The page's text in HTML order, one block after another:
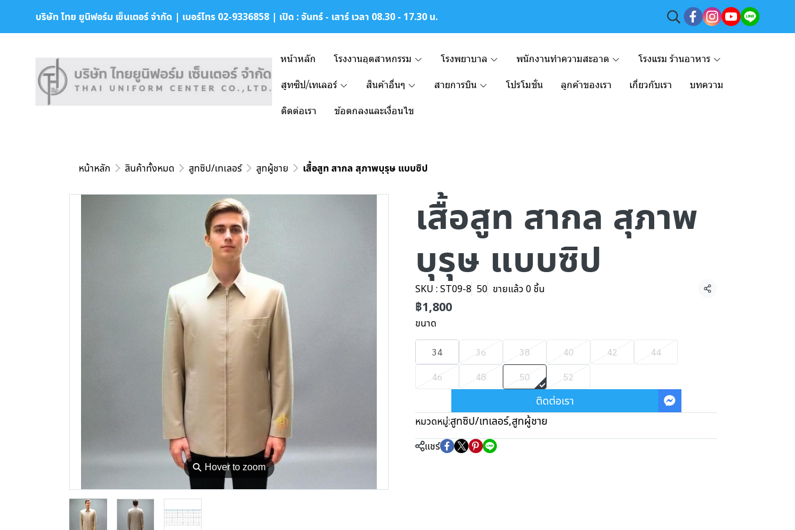
บริษัท ไทย ยูนิฟอร์ม เซ็นเตอร์ จำกัด | เบอร์โทร 02-9336858 | เปิด : จันทร์ - เสาร์ เวลา 08.30 - 17.30 น.
หน้าหลัก โรงงานอุตสาหกรรม โรงพยาบาล พนักงานทำความสะอาด โรงแรม ร้านอาหาร
สูทซิป/เทเลอร์ สินค้าอื่นๆ สายการบิน โปรโมชั่น ลูกค้าของเรา เกี่ยวกับเรา บทความ
ติดต่อเรา ข้อตกลงและเงื่อนไข
หน้าหลัก สินค้าทั้งหมด สูทซิป/เทเลอร์ สูทผู้ชาย เสื้อสูท สากล สุภาพบุรุษ แบบซิป
⚲ Hover to zoom
เสื้อสูท สากล สุภาพ
บุรุษ แบบซิป
SKU : ST09-8 50 ขายแล้ว 0 ชิ้น แชร์
฿1,800
ขนาด
34 36 38 40 42
44
46
48 50 52
ติดต่อเรา
หมวดหมู่:สูทซิป/เทเลอร์,สูทผู้ชาย
แชร์